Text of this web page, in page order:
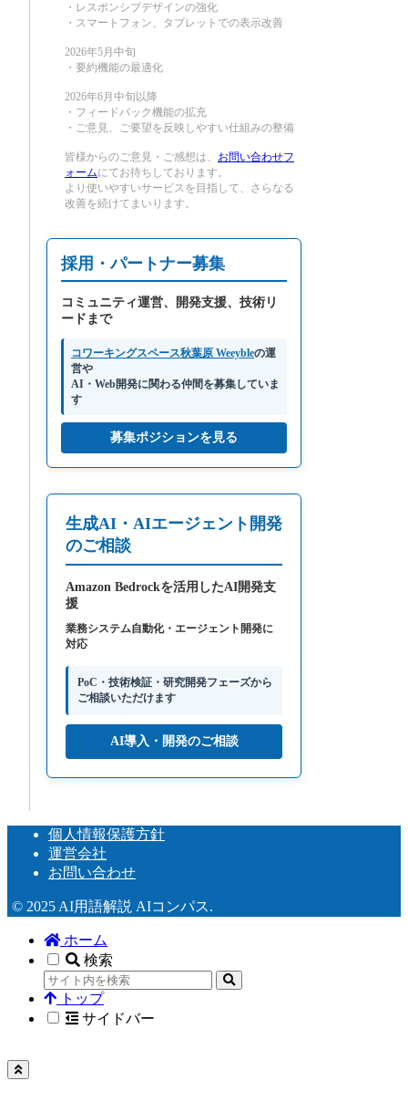
・レスポンシブデザインの強化
・スマートフォン、タブレットでの表示改善
2026年5月中旬
・要約機能の最適化
2026年6月中旬以降
・フィードバック機能の拡充
・ご意見、ご要望を反映しやすい仕組みの整備
皆様からのご意見・ご感想は、 お問い合わせフ
ォームにてお待ちしております。
より使いやすいサービスを目指して、さらなる
改善を続けてまいります。
採用・パートナー募集
コミュニティ運営、開発支援、技術リ
ードまで
コワーキングスペース秋葉原 Weeybleの運
営や
AI・Web開発に関わる仲間を募集していま
す
募集ポジションを見る
生成AI・AIエージェント開発
のご相談
Amazon Bedrockを活用したAI開発支
援
業務システム自動化・エージェント開発に
対応
PoC・技術検証・研究開発フェーズから
ご相談いただけます
AI導入・開発のご相談
個人情報保護方針
運営会社
お問い合わせ
© 2025 AI用語解説 AIコンパス.
ホーム
検索
トップ
サイドバー